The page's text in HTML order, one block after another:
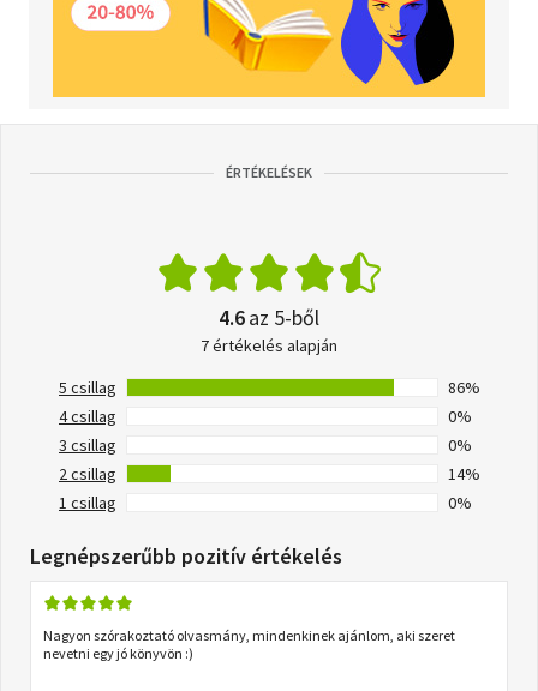
ÉRTÉKELÉSEK
4.6az 5-ből
7 értékelés alapján
5 csillag
86%
4 csillag
0%
3 csillag
0%
2 csillag
14%
1 csillag
0%
Legnépszerűbb pozitív értékelés
Nagyon szórakoztató olvasmány, mindenkinek ajánlom, aki szeret
nevetni egy jó könyvön :)